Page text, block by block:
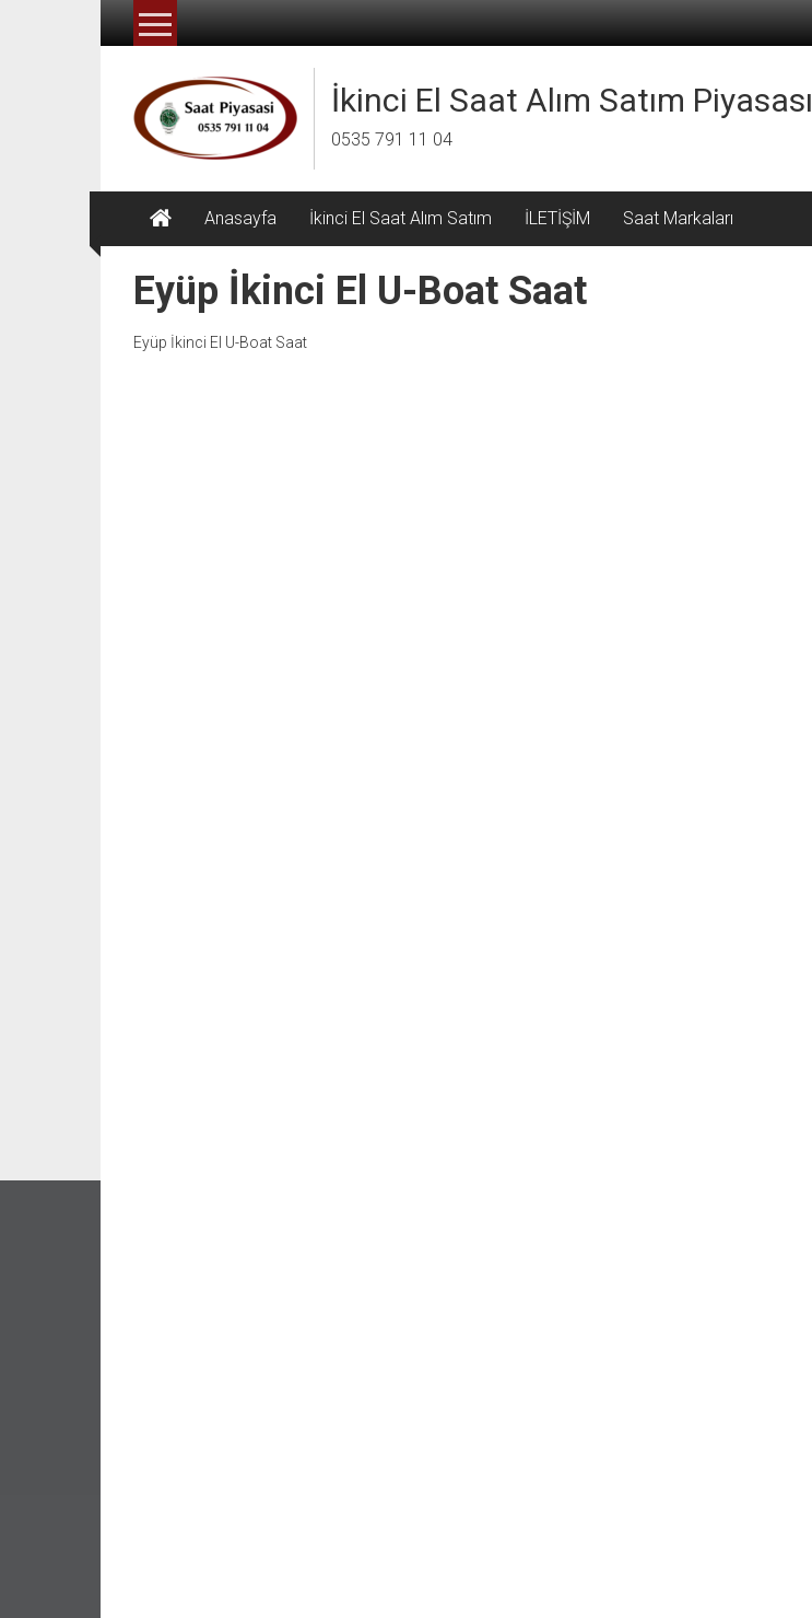
İçeriğe
İkinci El Saat Alım Satım Piyasası
0535 791 11 04
Anasayfa İkinci El Saat Alım Satım İLETİŞİM Saat Markaları
Eyüp İkinci El U-Boat Saat
Eyüp İkinci El U-Boat Saat